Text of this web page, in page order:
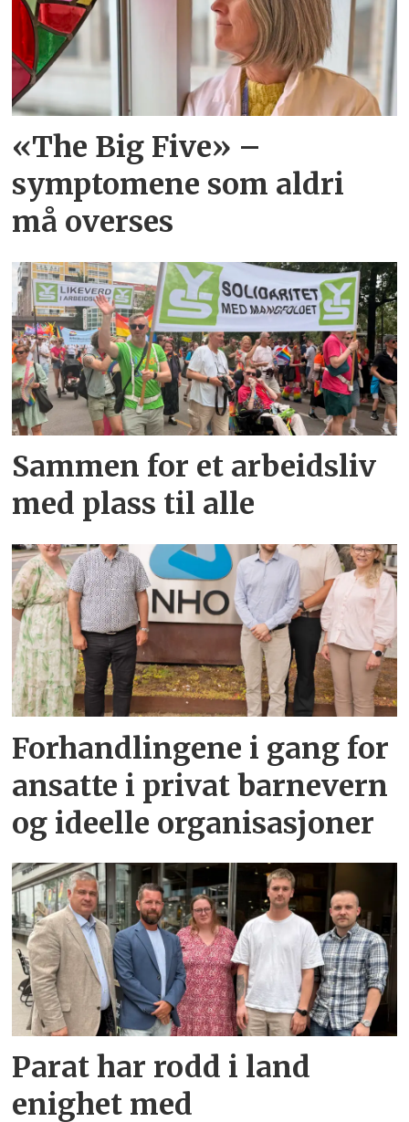
«The Big Five» –
symptomene som aldri
må overses
Sammen for et arbeidsliv
med plass til alle
Forhandlingene i gang for
ansatte i privat barnevern
og ideelle organisasjoner
Parat har rodd i land
enighet med